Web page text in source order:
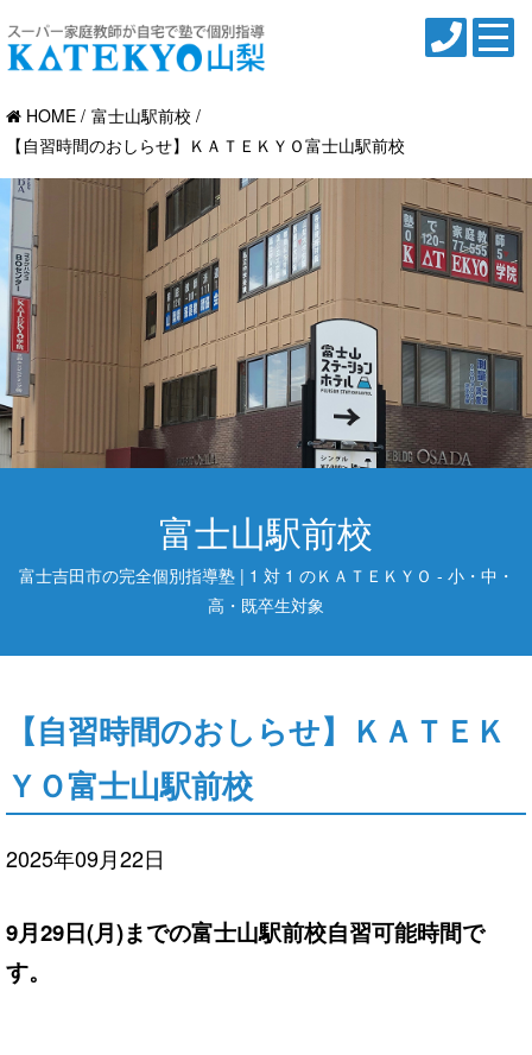
HOME
富士山駅前校
【自習時間のおしらせ】ＫＡＴＥＫＹＯ富士山駅前校
富士山駅前校
富士吉田市の完全個別指導塾 | 1 対 1 のＫＡＴＥＫＹＯ - 小・中・
高・既卒生対象
【自習時間のおしらせ】ＫＡＴＥＫ
ＹＯ富士山駅前校
2025年09月22日
9月29日(月)までの富士山駅前校自習可能時間で
す。